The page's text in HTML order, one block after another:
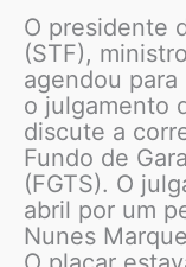
O presidente
(STF),
agendou
o julgamento
discute a
Fundo de
(FGTS). O
abril por um
Nunes